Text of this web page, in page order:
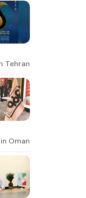
Tehran
in Oman